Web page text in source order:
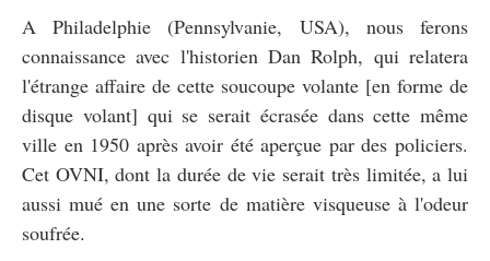
A Philadelphie (Pennsylvanie, USA), nous ferons
connaissance avec l'historien Dan Rolph, qui relatera
l'étrange affaire de cette soucoupe volante [en forme de
disque volant] qui se serait écrasée dans cette même
ville en 1950 après avoir été aperçue par des policiers.
Cet OVNI, dont la durée de vie serait très limitée, a lui
aussi mué en une sorte de matière visqueuse à l'odeur
soufrée.